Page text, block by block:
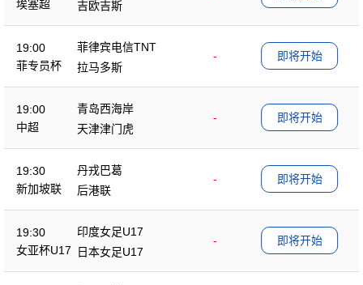
埃塞超
吉欧吉斯
19:00
菲专员杯
菲律宾电信TNT
-
拉马多斯
即将开始
19:00
中超
青岛西海岸
-
天津津门虎
即将开始
19:30
新加坡联
丹戎巴葛
-
后港联
即将开始
19:30
女亚杯U17
印度女足U17
-
日本女足U17
即将开始